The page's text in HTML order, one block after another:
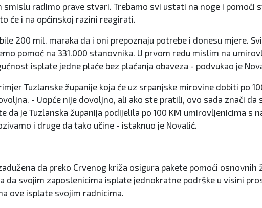
radimo prave stvari. Trebamo svi ustati na noge i pomoći
će i na općinskoj razini reagirati.
200 mil. maraka da i oni prepoznaju potrebe i donesu mjere.
pomoć na 331.000 stanovnika. U prvom redu mislim na
isplate jedne plaće bez plaćanja obaveza - podvukao je
Tuzlanske županije koja će uz srpanjske mirovine dobiti po
- Uopće nije dovoljno, ali ako ste pratili, ovo sada znači
da je Tuzlanska županija podijelila po 100 KM umirovljenicima s
i druge da tako učine - istaknuo je Novalić.
da preko Crvenog križa osigura pakete pomoći
svojim zaposlenicima isplate jednokratne podrške u visini
ove isplate svojim radnicima.